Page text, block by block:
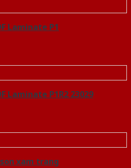
Laminate P1
Laminate P1R2 23029
son xam trang